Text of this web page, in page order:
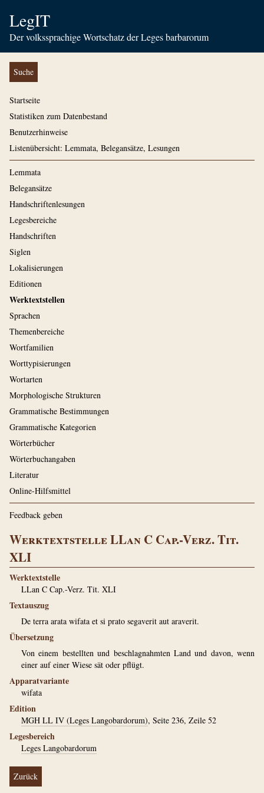
LegIT
Der volkssprachige Wortschatz der Leges barbarorum
Suche
Startseite
Statistiken zum Datenbestand
Benutzerhinweise
Listenübersicht: Lemmata, Belegansätze, Lesungen
Lemmata
Belegansätze
Handschriftenlesungen
Legesbereiche
Handschriften
Siglen
Lokalisierungen
Editionen
Werktextstellen
Sprachen
Themenbereiche
Wortfamilien
Worttypisierungen
Wortarten
Morphologische Strukturen
Grammatische Bestimmungen
Grammatische Kategorien
Wörterbücher
Wörterbuchangaben
Literatur
Online-Hilfsmittel
Feedback geben
Werktextstelle LLan C Cap.-Verz. Tit.
XLI
Werktextstelle
LLan C Cap.-Verz. Tit. XLI
Textauszug
De terra arata wifata et si prato segaverit aut araverit.
Übersetzung
Von einem bestellten und beschlagnahmten Land und davon, wenn
einer auf einer Wiese sät oder pflügt.
Apparatvariante
wifata
Edition
MGH LL IV (Leges Langobardorum), Seite 236, Zeile 52
Legesbereich
Leges Langobardorum
Zurück